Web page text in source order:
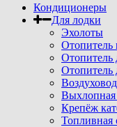
Кондиционеры
Для лодки
Эхолоты
Отопитель
Отопитель
Отопитель
Выхлопная
Крепёж
Топливная